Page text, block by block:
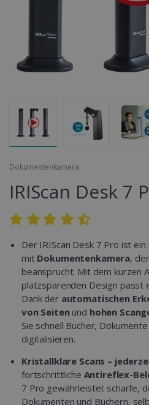
Dokumentenkamera
IRIScan Desk 7
Der IRIScan Desk 7 Pro ist
mit Dokumentenkamera,
beansprucht. Mit dem kurzen
platzsparenden Design passt
Dank der automatischen
von Seitenund hohen
Sie schnell Bücher,
digitalisieren.
Kristallklare Scans –
fortschrittliche Antireflex-
7 Pro gewährleistet scharfe,
Dokumenten und Büchern,